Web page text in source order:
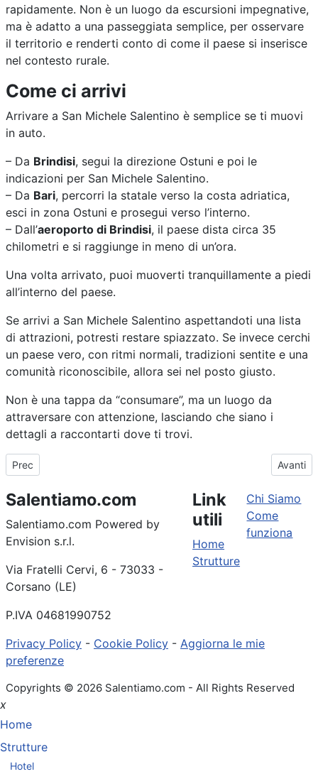
rapidamente. Non è un luogo da escursioni impegnative,
ma è adatto a una passeggiata semplice, per osservare
il territorio e renderti conto di come il paese si inserisce
nel contesto rurale.
Come ci arrivi
Arrivare a San Michele Salentino è semplice se ti muovi
in auto.
– Da Brindisi, segui la direzione Ostuni e poi le
indicazioni per San Michele Salentino.
– Da Bari, percorri la statale verso la costa adriatica,
esci in zona Ostuni e prosegui verso l’interno.
– Dall’aeroporto di Brindisi, il paese dista circa 35
chilometri e si raggiunge in meno di un’ora.
Una volta arrivato, puoi muoverti tranquillamente a piedi
all’interno del paese.
Se arrivi a San Michele Salentino aspettandoti una lista
di attrazioni, potresti restare spiazzato. Se invece cerchi
un paese vero, con ritmi normali, tradizioni sentite e una
comunità riconoscibile, allora sei nel posto giusto.
Non è una tappa da “consumare”, ma un luogo da
attraversare con attenzione, lasciando che siano i
dettagli a raccontarti dove ti trovi.
Articolo precedente: Cosa vedere a Martignano
Prec Articolo
Avanti
Salentiamo.com
Salentiamo.com Powered by
Envision s.r.l.
Via Fratelli Cervi, 6 - 73033 -
Corsano (LE)
P.IVA 04681990752
Link
utili
Home
Strutture
Chi Siamo
Come
funziona
Privacy Policy - Cookie Policy - Aggiorna le mie
preferenze
Copyrights © 2026 Salentiamo.com - All Rights Reserved
x
Home
Strutture
Hotel